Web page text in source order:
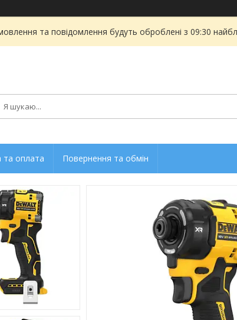
та повідомлення будуть оброблені з 09:30
та оплата Повернення та обмін